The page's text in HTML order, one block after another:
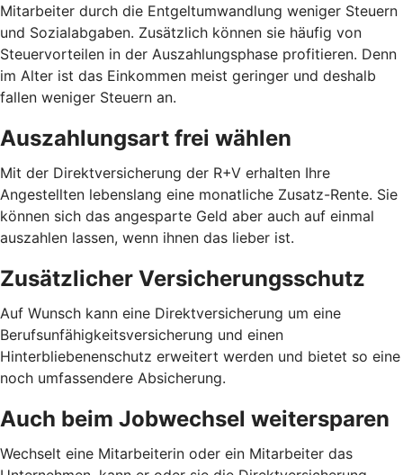
Mitarbeiter durch die Entgeltumwandlung weniger Steuern
und Sozialabgaben. Zusätzlich können sie häufig von
Steuervorteilen in der Auszahlungsphase profitieren. Denn
im Alter ist das Einkommen meist geringer und deshalb
fallen weniger Steuern an.
Auszahlungsart frei wählen
Mit der Direktversicherung der R+V erhalten Ihre
Angestellten lebenslang eine monatliche Zusatz-Rente. Sie
können sich das angesparte Geld aber auch auf einmal
auszahlen lassen, wenn ihnen das lieber ist.
Zusätzlicher Versicherungsschutz
Auf Wunsch kann eine Direktversicherung um eine
Berufsunfähigkeitsversicherung und einen
Hinterbliebenenschutz erweitert werden und bietet so eine
noch umfassendere Absicherung.
Auch beim Jobwechsel weitersparen
Wechselt eine Mitarbeiterin oder ein Mitarbeiter das